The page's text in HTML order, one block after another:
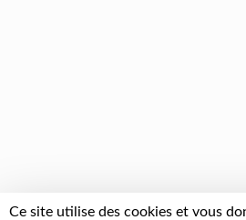
Ce site utilise des cookies et vous